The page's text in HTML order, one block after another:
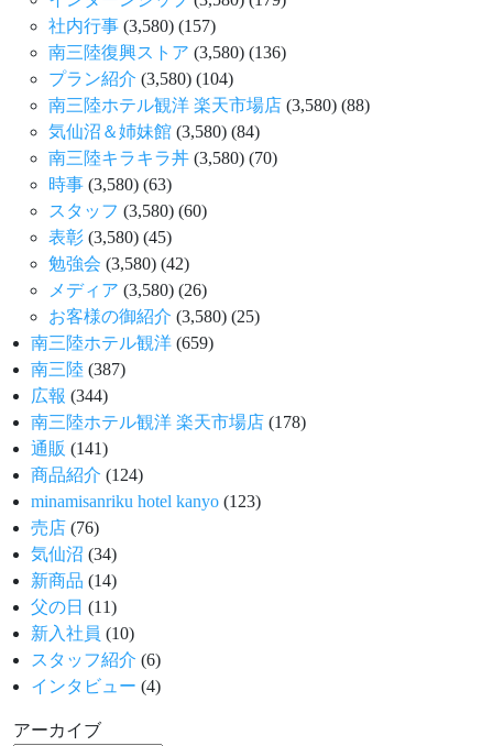
社内行事 (3,580) (157)
南三陸復興ストア (3,580) (136)
プラン紹介 (3,580) (104)
南三陸ホテル観洋 楽天市場店 (3,580) (88)
気仙沼＆姉妹館 (3,580) (84)
南三陸キラキラ丼 (3,580) (70)
時事 (3,580) (63)
スタッフ (3,580) (60)
表彰 (3,580) (45)
勉強会 (3,580) (42)
メディア (3,580) (26)
お客様の御紹介 (3,580) (25)
南三陸ホテル観洋 (659)
南三陸 (387)
広報 (344)
南三陸ホテル観洋 楽天市場店 (178)
通販 (141)
商品紹介 (124)
minamisanriku hotel kanyo (123)
売店 (76)
気仙沼 (34)
新商品 (14)
父の日 (11)
新入社員 (10)
スタッフ紹介 (6)
インタビュー (4)
アーカイブ